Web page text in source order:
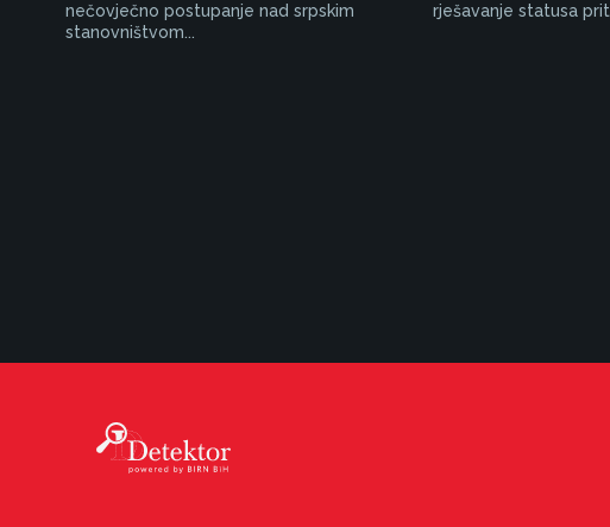
nečovječno postupanje nad srpskim
stanovništvom...
rješavanje statusa